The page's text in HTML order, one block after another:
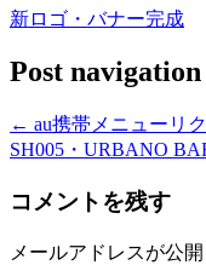
新ロゴ・バナー完成
Post navigation
← au携帯メニューリ
SH005・URBANO
コメントを残す
メールアドレスが公